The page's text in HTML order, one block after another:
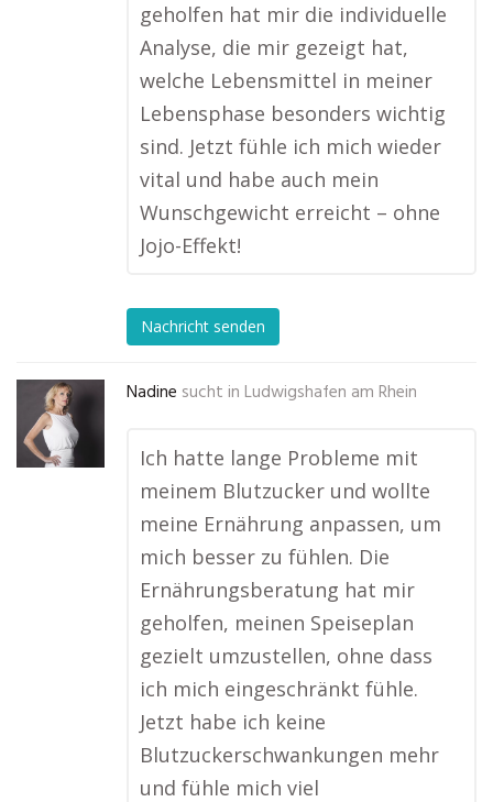
geholfen hat mir die individuelle
Analyse, die mir gezeigt hat,
welche Lebensmittel in meiner
Lebensphase besonders wichtig
sind. Jetzt fühle ich mich wieder
vital und habe auch mein
Wunschgewicht erreicht – ohne
Jojo-Effekt!
Nachricht senden
Nadine sucht in Ludwigshafen am Rhein
Ich hatte lange Probleme mit
meinem Blutzucker und wollte
meine Ernährung anpassen, um
mich besser zu fühlen. Die
Ernährungsberatung hat mir
geholfen, meinen Speiseplan
gezielt umzustellen, ohne dass
ich mich eingeschränkt fühle.
Jetzt habe ich keine
Blutzuckerschwankungen mehr
und fühle mich viel